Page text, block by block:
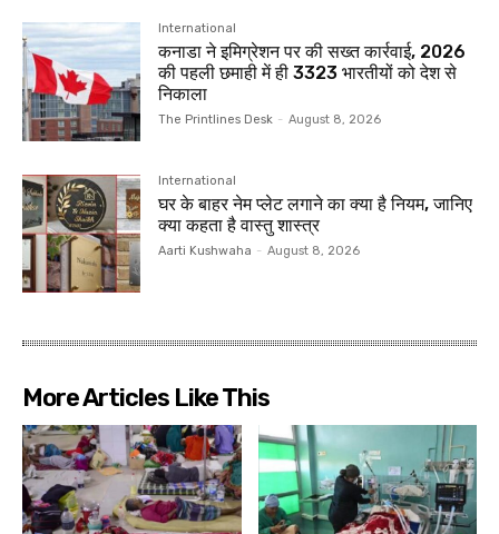
International
कनाडा ने इमिग्रेशन पर की सख्त कार्रवाई, 2026
की पहली छमाही में ही 3323 भारतीयों को देश से
निकाला
The Printlines Desk - August 8, 2026
International
घर के बाहर नेम प्लेट लगाने का क्या है नियम, जानिए
क्या कहता है वास्तु शास्त्र
Aarti Kushwaha - August 8, 2026
More Articles Like This